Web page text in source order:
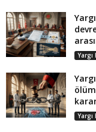
Yargı
Yargı